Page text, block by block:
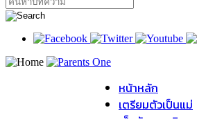
หน้าหลัก
เตรียมตัวเป็นแม่